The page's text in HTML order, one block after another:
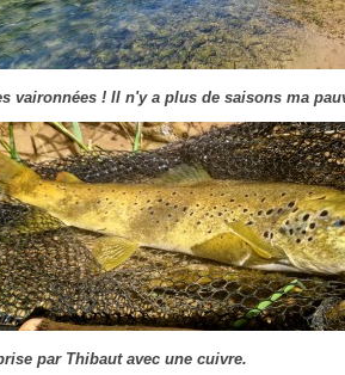
vaironnées ! Il n'y a plus de saisons ma
par Thibaut avec une cuivre.